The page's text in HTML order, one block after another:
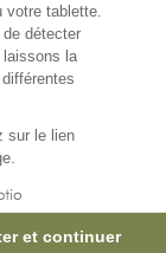
€
tablette.
détecter
laissons la
sur le lien
et continuer